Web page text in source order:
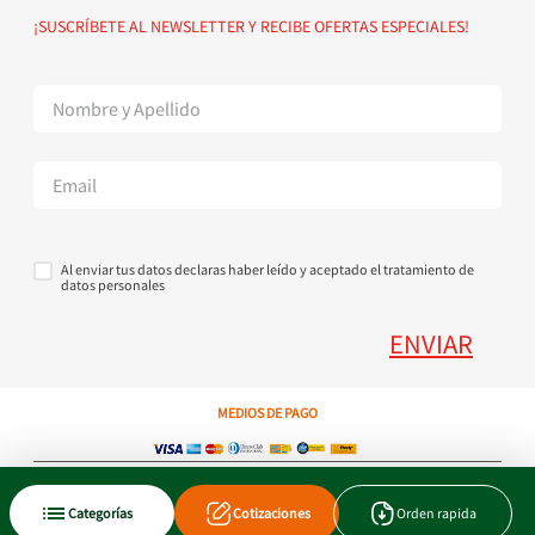
Categorías Cotizaciones Orden rapida
Suscribete al Newsletter
Superintendencia de Industria y Comercio
¡SUSCRÍBETE AL NEWSLETTER Y RECIBE OFERTAS ESPECIALES!
Al enviar tus datos declaras haber leído y aceptado el tratamiento de
datos personales
ENVIAR
MEDIOS DE PAGO
Copyright © 2023 JEN SA. Derechos Reservados. Util.com.co.